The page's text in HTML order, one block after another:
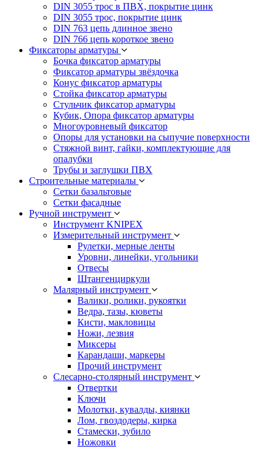
DIN 3055 трос в ПВХ, покрытие цинк
DIN 3055 трос, покрытие цинк
DIN 763 цепь длинное звено
DIN 766 цепь короткое звено
Фиксаторы арматуры
Бочка фиксатор арматуры
Фиксатор арматуры звёздочка
Конус фиксатор арматуры
Стойка фиксатор арматуры
Стульчик фиксатор арматуры
Кубик, Опора фиксатор арматуры
Многоуровневый фиксатор
Опоры для установки на сыпучие поверхности
Стяжной винт, гайки, комплектующие для
опалубки
Трубы и заглушки ПВХ
Строительные материалы
Сетки базальтовые
Сетки фасадные
Ручной инструмент
Инструмент KNIPEX
Измерительный инструмент
Рулетки, мерные ленты
Уровни, линейки, угольники
Отвесы
Штангенциркули
Малярный инструмент
Валики, ролики, рукоятки
Ведра, тазы, кюветы
Кисти, макловицы
Ножи, лезвия
Миксеры
Карандаши, маркеры
Прочий инструмент
Слесарно-столярный инструмент
Отвертки
Ключи
Молотки, кувалды, киянки
Лом, гвоздодеры, кирка
Стамески, зубило
Ножовки